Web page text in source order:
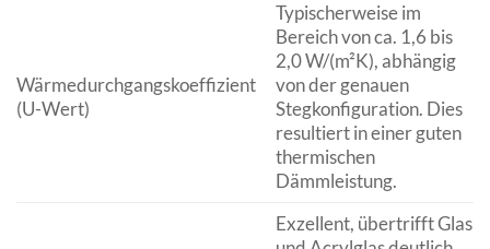
Wärmedurchgangskoeffizient
(U-Wert)
Typischerweise im
Bereich von ca. 1,6 bis
2,0 W/(m²K), abhängig
von der genauen
Stegkonfiguration. Dies
resultiert in einer guten
thermischen
Dämmleistung.
Exzellent, übertrifft Glas